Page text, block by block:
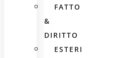
FATTO
&
DIRITTO
ESTERI